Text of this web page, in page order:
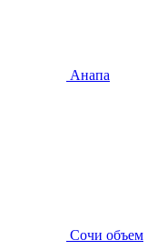
Анапа
Сочи объем